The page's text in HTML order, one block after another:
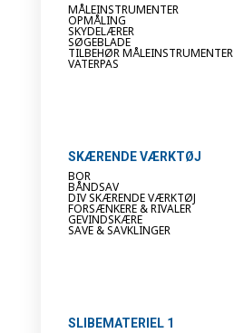
MÅLEINSTRUMENTER
OPMÅLING
SKYDELÆRER
SØGEBLADE
TILBEHØR MÅLEINSTRUMENTER
VATERPAS
SKÆRENDE VÆRKTØJ
BOR
BÅNDSAV
DIV SKÆRENDE VÆRKTØJ
FORSÆNKERE & RIVALER
GEVINDSKÆRE
SAVE & SAVKLINGER
SLIBEMATERIEL 1